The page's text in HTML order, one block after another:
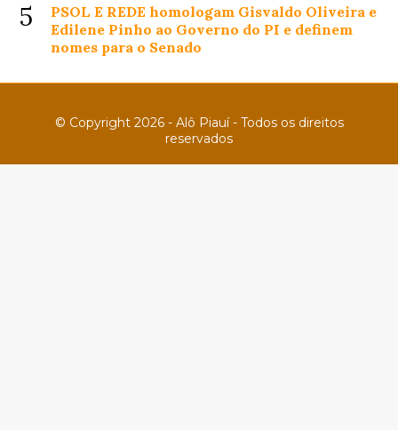
5
PSOL E REDE homologam Gisvaldo Oliveira e
Edilene Pinho ao Governo do PI e definem
nomes para o Senado
© Copyright 2026 - Alô Piauí - Todos os direitos
reservados